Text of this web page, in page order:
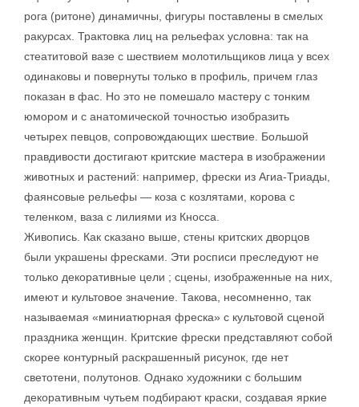
рога (ритоне) динамичны, фигуры поставлены в смелых
ракурсах. Трактовка лиц на рельефах условна: так на
стеатитовой вазе с шествием молотильщиков лица у всех
одинаковы и повернуты только в профиль, причем глаз
показан в фас. Но это не помешало мастеру с тонким
юмором и с анатомической точностью изобразить
четырех певцов, сопровождающих шествие. Большой
правдивости достигают критские мастера в изображении
животных и растений: например, фрески из Агиа-Триады,
фаянсовые рельефы — коза с козлятами, корова с
теленком, ваза с лилиями из Кносса.
Живопись. Как сказано выше, стены критских дворцов
были украшены фресками. Эти росписи преследуют не
только декоративные цели ; сцены, изображенные на них,
имеют и культовое значение. Такова, несомненно, так
называемая «миниатюрная фреска» с культовой сценой
праздника женщин. Критские фрески представляют собой
скорее контурный раскрашенный рисунок, где нет
светотени, полутонов. Однако художники с большим
декоративным чутьем подбирают краски, создавая яркие